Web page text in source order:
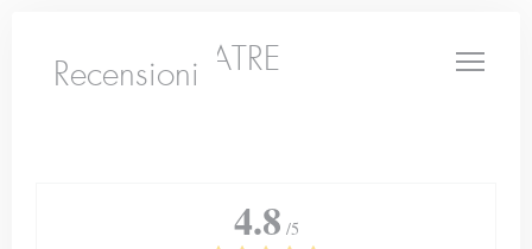
LE PETIT THEATRE
Recensioni
4.8 /5